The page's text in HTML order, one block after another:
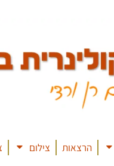
הרצאות צילום